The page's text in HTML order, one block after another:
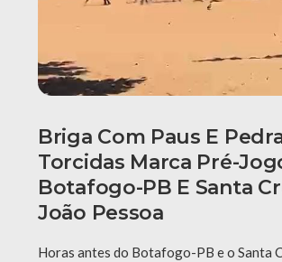
Briga Com Paus E
Torcidas Marca Pré-
Botafogo-PB E Santa
João Pessoa
Horas antes do Botafogo-PB e o Santa